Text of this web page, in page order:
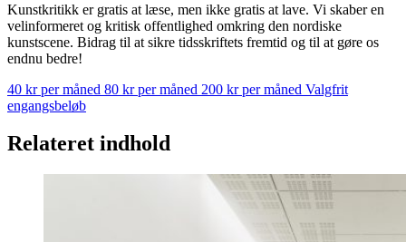
Kunstkritikk er gratis at læse, men ikke gratis at lave. Vi skaber en
velinformeret og kritisk offentlighed omkring den nordiske
kunstscene. Bidrag til at sikre tidsskriftets fremtid og til at gøre os
endnu bedre!
40 kr per måned 80 kr per måned 200 kr per måned Valgfrit
engangsbeløb
Relateret indhold